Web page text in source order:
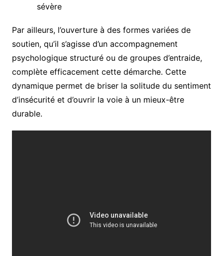
sévère
Par ailleurs, l’ouverture à des formes variées de
soutien, qu’il s’agisse d’un accompagnement
psychologique structuré ou de groupes d’entraide,
complète efficacement cette démarche. Cette
dynamique permet de briser la solitude du sentiment
d’insécurité et d’ouvrir la voie à un mieux-être
durable.